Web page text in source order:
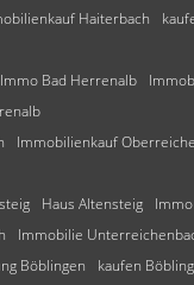
Haiterbach
Immo Bad Herrenalb
Immobilienkauf
Haus Altensteig
Immobilie
Böblingen kaufen